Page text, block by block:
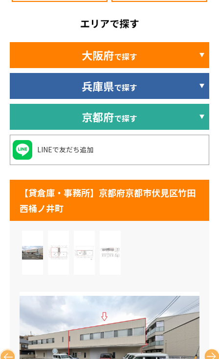
【貸倉庫・事務所】京都府京都市伏見区竹田
西桶ノ井町
大阪府で探す
兵庫県で探す
京都府で探す
LINEで友だち追加